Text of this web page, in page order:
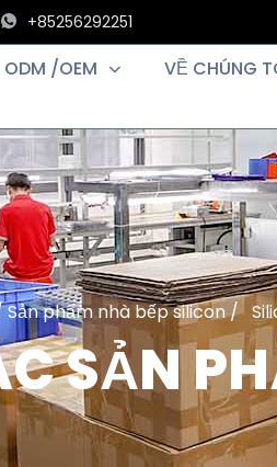
+85256292251
ODM /OEM VỀ CHÚNG
Sản phẩm nhà bếp silicon/
SẢN